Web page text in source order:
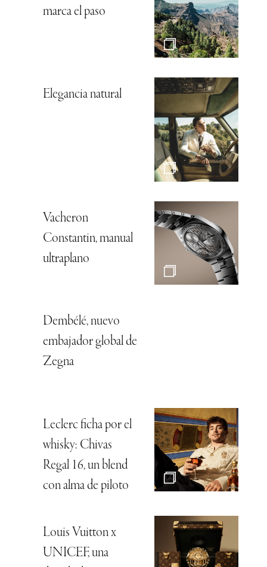
marca el paso
Elegancia natural
Vacheron
Constantin, manual
ultraplano
Dembélé, nuevo
embajador global de
Zegna
Leclerc ficha por el
whisky: Chivas
Regal 16, un blend
con alma de piloto
Louis Vuitton x
UNICEF, una